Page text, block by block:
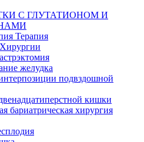
С ГЛУТАТИОНОМ И
Терапия
желудка
подвздошной
кишки
бариатрическая хирургия